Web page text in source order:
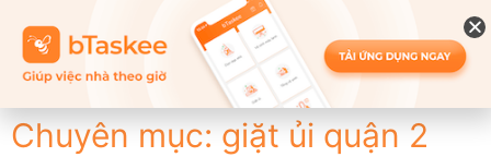
Chuyên mục: giặt ủi quận 2